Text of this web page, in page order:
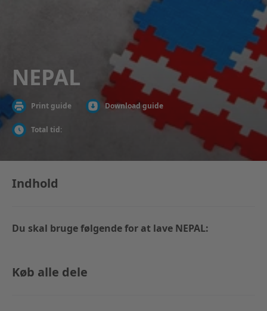
NEPAL
Print guide Download guide
Total tid:
Indhold
Du skal bruge følgende for at lave NEPAL:
Køb alle dele